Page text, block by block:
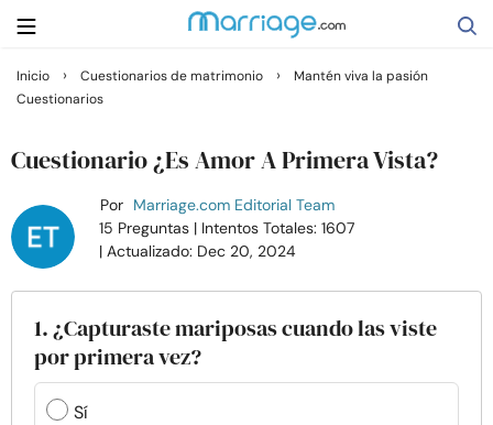
Buscar
Relaciones
Familia
Ayuda
Inicio › Cuestionarios de matrimonio ›
Mantén viva la pasión
Cuestionarios
Cuestionario ¿Es Amor A Primera Vista?
Por Marriage.com Editorial Team
15 Preguntas | Intentos Totales: 1607
| Actualizado: Dec 20, 2024
1. ¿Capturaste mariposas cuando las viste
por primera vez?
Sí